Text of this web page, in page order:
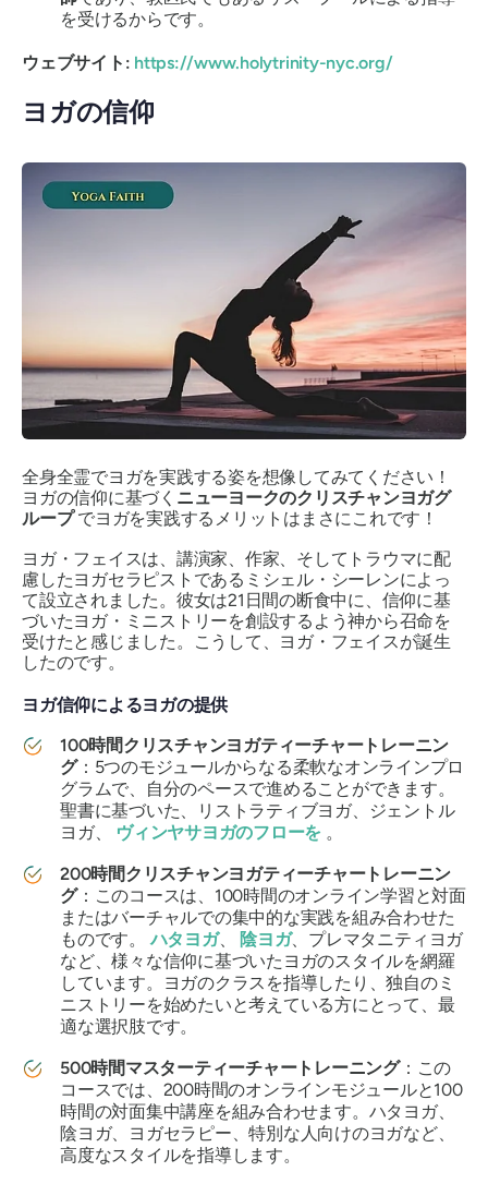
を受けるからです。
ウェブサイト: https://www.holytrinity-nyc.org/
ヨガの信仰
全身全霊でヨガを実践する姿を想像してみてください！
ヨガの信仰に基づく ニューヨークのクリスチャンヨガグ
ループでヨガを実践するメリットはまさにこれです！
ヨガ・フェイスは、講演家、作家、そしてトラウマに配
慮したヨガセラピストであるミシェル・シーレンによっ
て設立されました。彼女は21日間の断食中に、信仰に基
づいたヨガ・ミニストリーを創設するよう神から召命を
受けたと感じました。こうして、ヨガ・フェイスが誕生
したのです。
ヨガ信仰によるヨガの提供
100時間クリスチャンヨガティーチャートレーニン
グ：5つのモジュールからなる柔軟なオンラインプロ
グラムで、自分のペースで進めることができます。
聖書に基づいた、リストラティブヨガ、ジェントル
ヨガ、
ヴィンヤサヨガのフローを 。
200時間クリスチャンヨガティーチャートレーニン
グ：このコースは、100時間のオンライン学習と対面
またはバーチャルでの集中的な実践を組み合わせた
ものです。ハタヨガ、 陰ヨガ、プレマタニティヨガ
など、様々な信仰に基づいたヨガのスタイルを網羅
しています。ヨガのクラスを指導したり、独自のミ
ニストリーを始めたいと考えている方にとって、最
適な選択肢です。
500時間マスターティーチャートレーニング：この
コースでは、200時間のオンラインモジュールと100
時間の対面集中講座を組み合わせます。ハタヨガ、
陰ヨガ、ヨガセラピー、特別な人向けのヨガなど、
高度なスタイルを指導します。